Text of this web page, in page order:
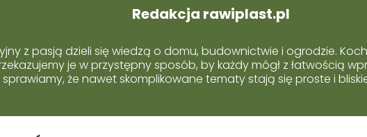
Redakcja rawiplast.pl
z pasją dzieli się wiedzą o domu, budownictwie i ogrodzie.
je w przystępny sposób, by każdy mógł z łatwością
sprawiamy, że nawet skomplikowane tematy stają się proste i